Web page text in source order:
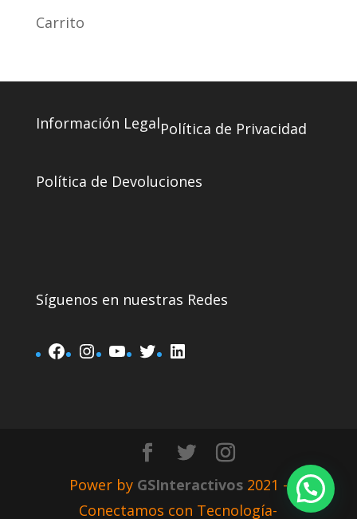
Carrito
Información LegalPolítica de Privacidad
Política de Devoluciones
Síguenos en nuestras Redes
Power by GSInteractivos2021 -
Conectamos con Tecnología-